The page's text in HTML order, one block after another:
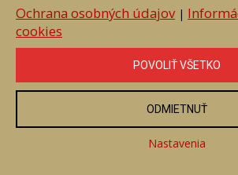
Osudová plavba
Číslo položky: 143643
Voľný predaj
Ochrana osobných údajov|
cookies
POVOLIŤ VŠETKO
ODMIETNUŤ
Nastavenia